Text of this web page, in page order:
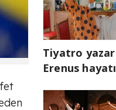
Tiyatro
Erenus